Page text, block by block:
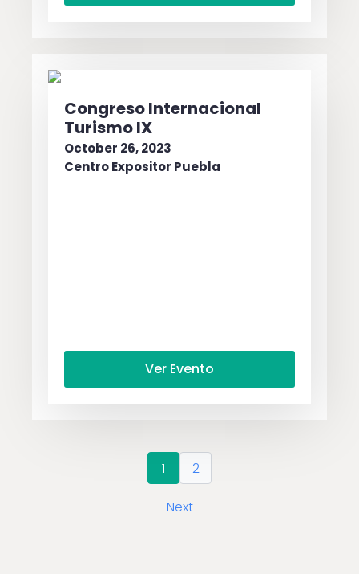
Congreso Internacional
Turismo IX
October 26, 2023
Centro Expositor Puebla
Ver Evento
1 2
Next